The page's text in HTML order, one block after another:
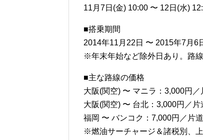
11月7日(金) 10:00 〜 12日(水)
■搭乗期間
2014年11月22日 〜 2015年7月6
※年末年始など除外日あり。路
■主な路線の価格
大阪(関空) 〜 マニラ：3,000円／
大阪(関空) 〜 台北：3,000円／片
福岡 〜 バンコク：7,000円／片道
※燃油サーチャージ＆諸税別、